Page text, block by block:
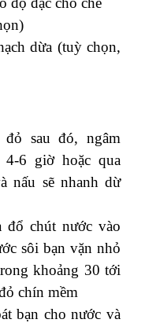
dừa (tuỳ chọn,
sau đó, ngâm
4-6 giờ hoặc qua
nấu sẽ nhanh dừ
chút nước vào
sôi bạn vặn nhỏ
khoảng 30 tới
chín mềm
bạn cho nước và